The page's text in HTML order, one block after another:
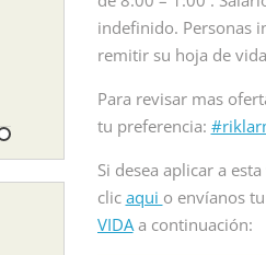
indefinido. Personas
remitir su hoja de
Para revisar mas
tu preferencia:
Si desea aplicar a
clic aqui o envíanos
VIDAa continuación: